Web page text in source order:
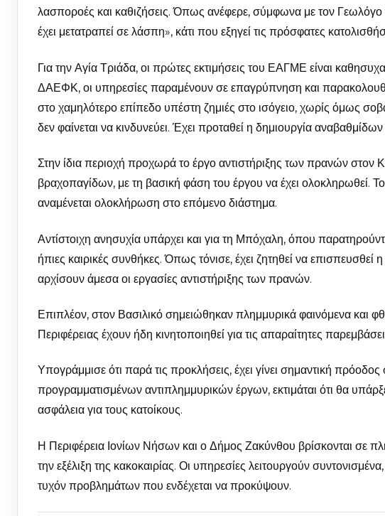
λασποροές και καθιζήσεις. Όπως ανέφερε, σύμφωνα με τον
έχει μετατραπεί σε λάσπη», κάτι που εξηγεί τις πρόσφατες
Για την Αγία Τριάδα, οι πρώτες εκτιμήσεις του ΕΑΓΜΕ είναι
ΔΑΕΦΚ, οι υπηρεσίες παραμένουν σε επαγρύπνηση και
στο χαμηλότερο επίπεδο υπέστη ζημιές στο ισόγειο, χωρίς όμως
δεν φαίνεται να κινδυνεύει. Έχει προταθεί η δημιουργία
Στην ίδια περιοχή προχωρά το έργο αντιστήριξης των πρανών στον
βραχοπαγίδων, με τη βασική φάση του έργου να έχει ολοκληρωθεί.
αναμένεται ολοκλήρωση στο επόμενο διάστημα.
Αντίστοιχη ανησυχία υπάρχει και για τη Μπόχαλη, όπου
ήπιες καιρικές συνθήκες. Όπως τόνισε, έχει ζητηθεί να
αρχίσουν άμεσα οι εργασίες αντιστήριξης των πρανών.
Επιπλέον, στον Βασιλικό σημειώθηκαν πλημμυρικά φαινόμενα και
Περιφέρειας έχουν ήδη κινητοποιηθεί για τις απαραίτητες
Υπογράμμισε ότι παρά τις προκλήσεις, έχει γίνει σημαντική
προγραμματισμένων αντιπλημμυρικών έργων, εκτιμάται ότι θα
ασφάλεια για τους κατοίκους.
Η Περιφέρεια Ιονίων Νήσων και ο Δήμος Ζακύνθου βρίσκονται σε
την εξέλιξη της κακοκαιρίας. Οι υπηρεσίες λειτουργούν
τυχόν προβλημάτων που ενδέχεται να προκύψουν.